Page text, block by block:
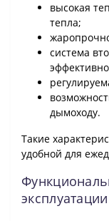
высокая
тепла;
система
дымоходу.
Такие
удобной для
эксплуатации